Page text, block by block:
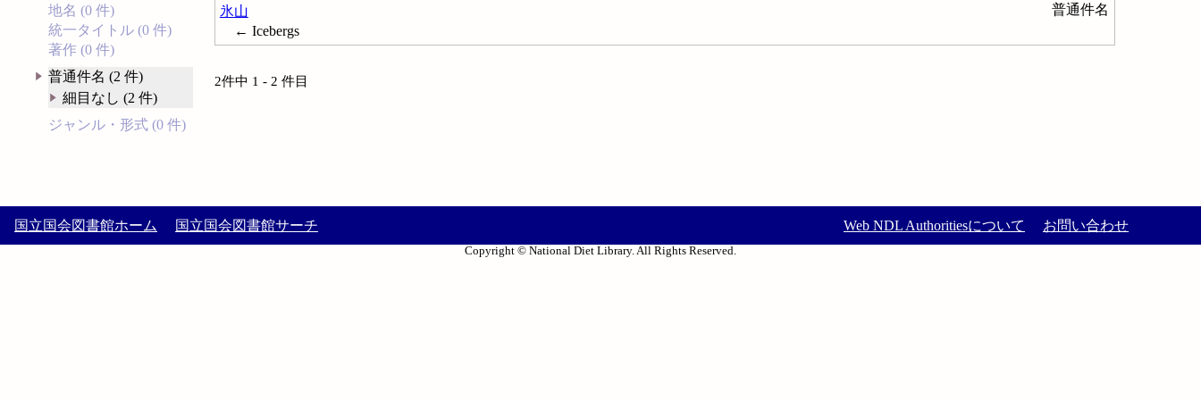
地名 (0 件)
統一タイトル (0 件)
著作 (0 件)
普通件名 (2 件)
細目なし (2 件)
ジャンル・形式 (0 件)
氷山
普通件名
← Icebergs
2件中 1 - 2 件目
国立国会図書館ホーム 国立国会図書館サーチ Web NDL Authoritiesについて お問い合わせ
Copyright © National Diet Library. All Rights Reserved.